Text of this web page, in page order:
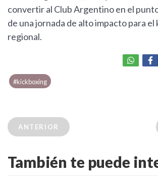
convertir al Club Argentino en el
de una jornada de alto impacto para
regional.
#kickboxing
ANTERIOR
También te puede